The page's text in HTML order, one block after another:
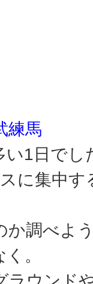
練馬
い1日でし
に集中す
か調べよ
。